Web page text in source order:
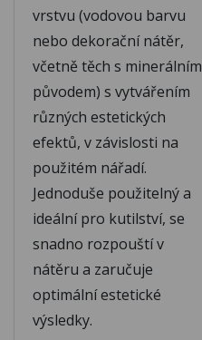
vrstvu (vodovou barvu
nebo dekorační nátěr,
včetně těch s minerálním
původem) s vytvářením
různých estetických
efektů, v závislosti na
použitém nářadí.
Jednoduše použitelný a
ideální pro kutilství, se
snadno rozpouští v
nátěru a zaručuje
optimální estetické
výsledky.